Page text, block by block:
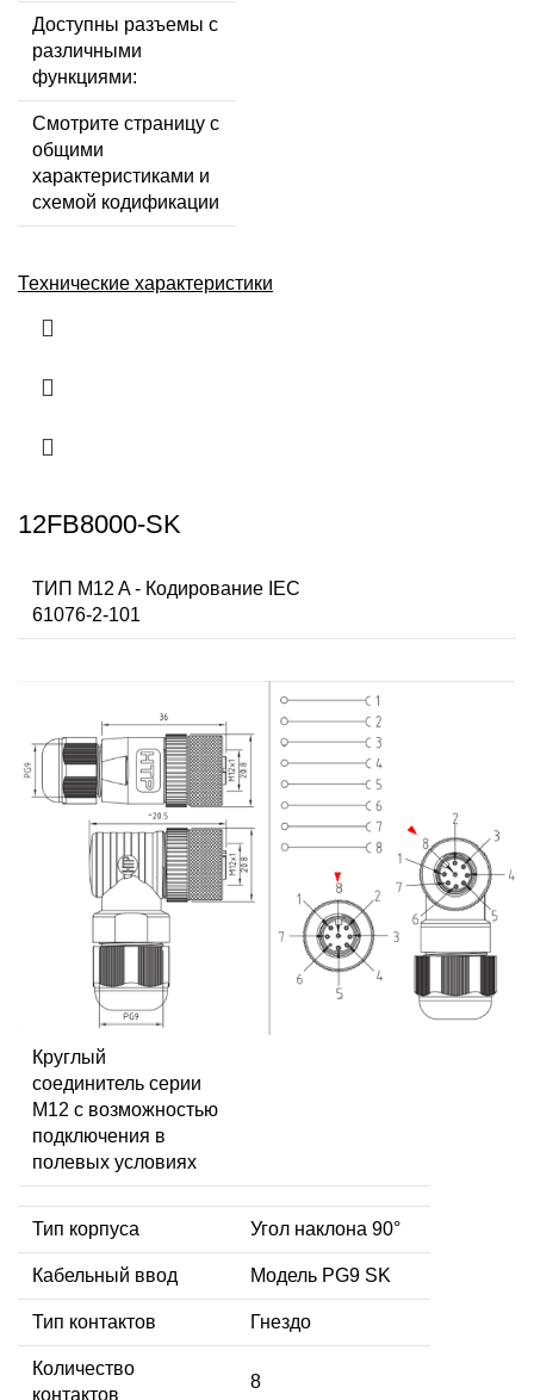
Доступны разъемы с
различными
функциями:
Смотрите страницу с
общими
характеристиками и
схемой кодификации
Технические характеристики
12FB8000-SK
ТИП M12 A - Кодирование IEC
61076-2-101
Круглый
соединитель серии
M12 с возможностью
подключения в
полевых условиях
Тип корпуса Угол наклона 90°
Кабельный ввод Модель PG9 SK
Тип контактов Гнездо
Количество
контактов
8